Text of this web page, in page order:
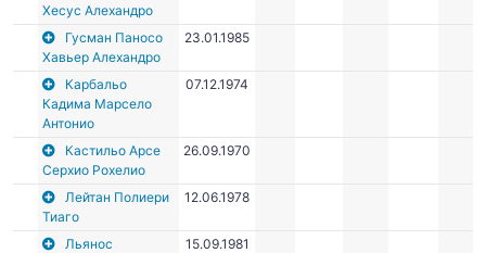
Хесус Алехандро
Гусман Паносо
Хавьер Алехандро
23.01.1985
Карбальо
Кадима Марсело
Антонио
07.12.1974
Кастильо Арсе
Серхио Рохелио
26.09.1970
Лейтан Полиери
Тиаго
12.06.1978
Льянос
15.09.1981